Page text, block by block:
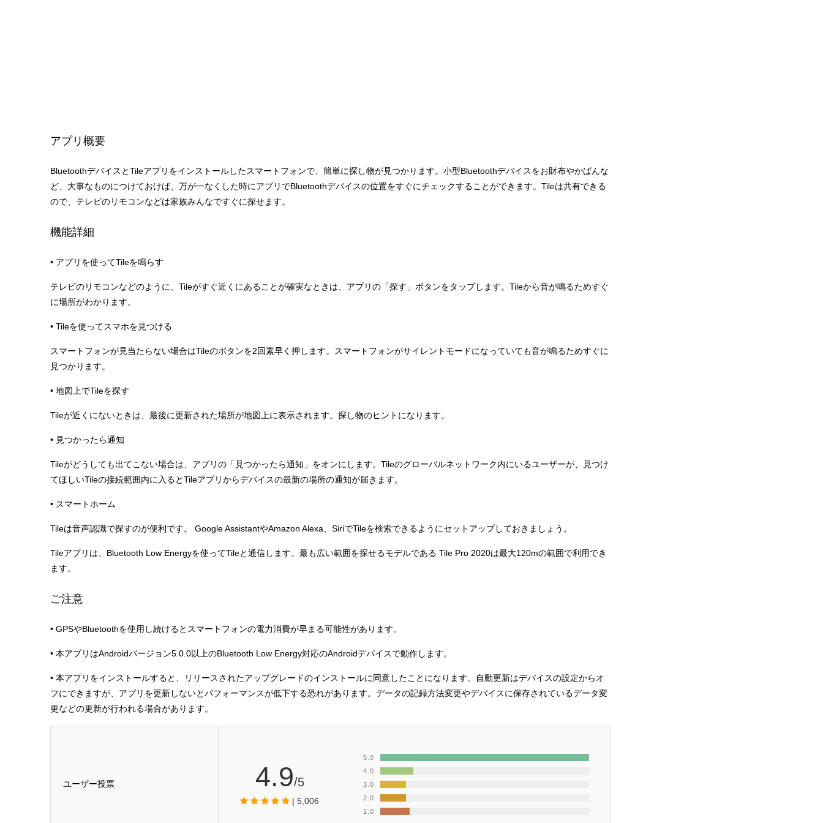
アプリ概要
BluetoothデバイスとTileアプリをインストールしたスマートフォンで、簡単に探し物が見つかります。小型Bluetoothデバイスをお財布やかばんな
ど、大事なものにつけておけば、万が一なくした時にアプリでBluetoothデバイスの位置をすぐにチェックすることができます。Tileは共有できる
ので、テレビのリモコンなどは家族みんなですぐに探せます。
機能詳細
• アプリを使ってTileを鳴らす
テレビのリモコンなどのように、Tileがすぐ近くにあることが確実なときは、アプリの「探す」ボタンをタップします。Tileから音が鳴るためすぐ
に場所がわかります。
• Tileを使ってスマホを見つける
スマートフォンが見当たらない場合はTileのボタンを2回素早く押します。スマートフォンがサイレントモードになっていても音が鳴るためすぐに
見つかります。
• 地図上でTileを探す
Tileが近くにないときは、最後に更新された場所が地図上に表示されます。探し物のヒントになります。
• 見つかったら通知
Tileがどうしても出てこない場合は、アプリの「見つかったら通知」をオンにします。Tileのグローバルネットワーク内にいるユーザーが、見つけ
てほしいTileの接続範囲内に入るとTileアプリからデバイスの最新の場所の通知が届きます。
• スマートホーム
Tileは音声認識で探すのが便利です。 Google AssistantやAmazon Alexa、SiriでTileを検索できるようにセットアップしておきましょう。
Tileアプリは、Bluetooth Low Energyを使ってTileと通信します。最も広い範囲を探せるモデルである Tile Pro 2020は最大120mの範囲で利用でき
ます。
ご注意
• GPSやBluetoothを使用し続けるとスマートフォンの電力消費が早まる可能性があります。
• 本アプリはAndroidバージョン5.0.0以上のBluetooth Low Energy対応のAndroidデバイスで動作します。
• 本アプリをインストールすると、リリースされたアップグレードのインストールに同意したことになります。自動更新はデバイスの設定からオ
フにできますが、アプリを更新しないとパフォーマンスが低下する恐れがあります。データの記録方法変更やデバイスに保存されているデータ変
更などの更新が行われる場合があります。
ユーザー投票 4.9/5
| 5,006
5.0
4.0
3.0
2.0
1.0